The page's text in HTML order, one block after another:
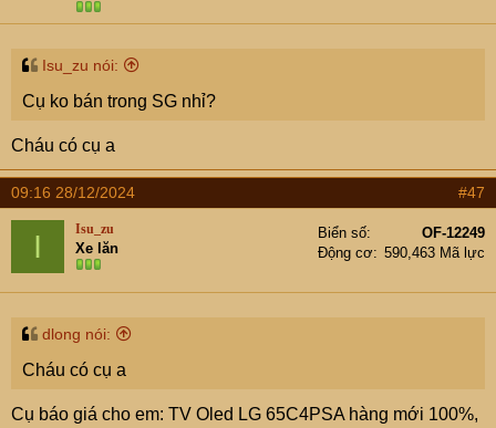
Isu_zu nói:
Cụ ko bán trong SG nhỉ?
Cháu có cụ a
09:16 28/12/2024 #47
I Isu_zu
Xe lăn
Biển số
OF-12249
Động cơ
590,463 Mã lực
dlong nói:
Cháu có cụ a
Cụ báo giá cho em: TV Oled LG 65C4PSA hàng mới 100%,